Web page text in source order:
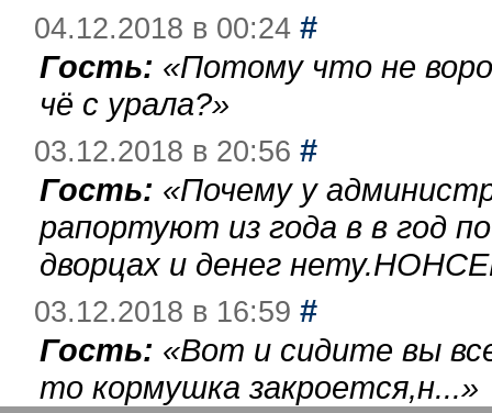
04.12.2018 в 00:24 #
Гость: «Потому что не
чё с урала?»
03.12.2018 в 20:56 #
Гость: «Почему у
рапортуют из года в в год
дворцах и денег
03.12.2018 в 16:59 #
Гость: «Вот и сидите вы
то кормушка закроется,н...»